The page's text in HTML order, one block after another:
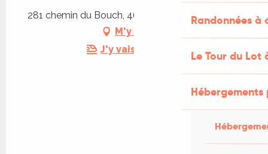
Randonnées
Le Tour du Lot
281 chemin du Bouch, 46240 Caniac-du-Causse
M'y rendre
J'y vais en train !